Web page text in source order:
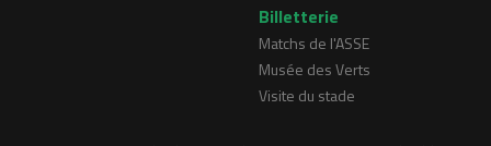
Billetterie
Matchs de l'ASSE
Musée des Verts
Visite du stade